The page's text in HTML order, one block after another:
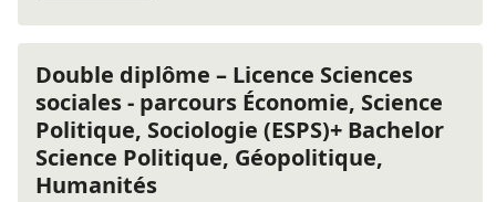
Double diplôme – Licence Sciences
sociales - parcours Économie, Science
Politique, Sociologie (ESPS)+ Bachelor
Science Politique, Géopolitique,
Humanités